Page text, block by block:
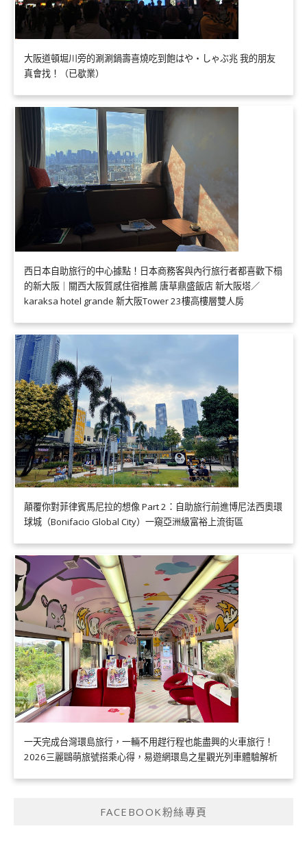
大阪道頓堀川旁的涮涮鍋壽喜燒吃到飽はや・しゃぶ兆 我的朋友
真會找！（已歇業）
西日本自助旅行的中心據點！日本商務客與內行旅行者都喜歡下榻
的新大阪｜關西大阪質感住宿推薦 唐草鼎盛飯店 新大阪塔／
karaksa hotel grande 新大阪Tower 23樓高樓層雙人房
顛覆你對菲律賓馬尼拉的想像 Part 2：自助旅行前進博尼法西奧環
球城（Bonifacio Global City）一窺亞洲級富裕上流街區
一天完成台灣環島旅行，一輛不用趕行程也能盡興的火車旅行！
2026三麗鷗萌旅號搭乘心得，易遊網環島之星觀光列車體驗解析
FACEBOOK粉絲專頁